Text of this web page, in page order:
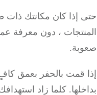
إذا كان مكانتك ذات
، دون معرفة عميلك
قمت بالحفر بعمق كافٍ ،
كلما زاد استهدافك